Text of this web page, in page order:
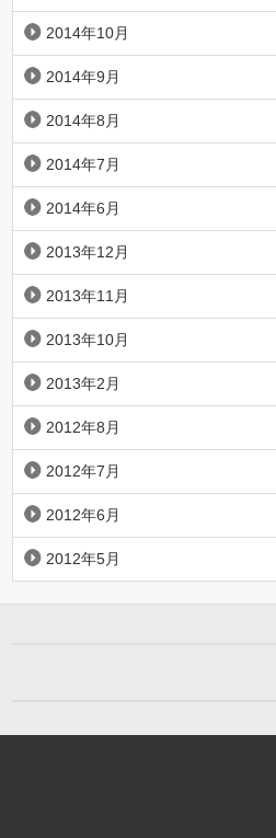
2014年10月
2014年9月
2014年8月
2014年7月
2014年6月
2013年12月
2013年11月
2013年10月
2013年2月
2012年8月
2012年7月
2012年6月
2012年5月